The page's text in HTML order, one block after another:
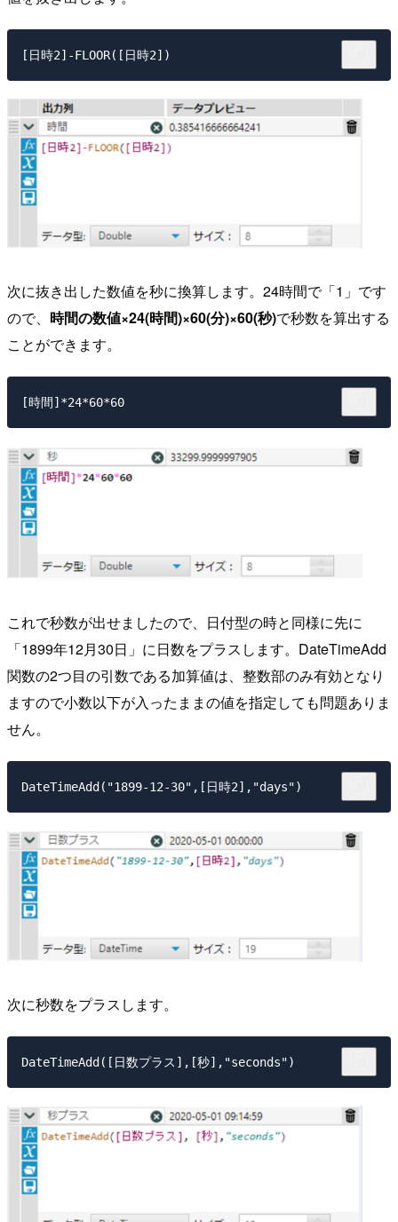
[日時2]-FLOOR([日時2])
次に抜き出した数値を秒に換算します。24時間で「1」です
ので、 時間の数値×24(時間)×60(分)×60(秒)で秒数を算出する
ことができます。
[時間]*24*60*60
これで秒数が出せましたので、日付型の時と同様に先に
「1899年12月30日」に日数をプラスします。DateTimeAdd
関数の2つ目の引数である加算値は、整数部のみ有効となり
ますので小数以下が入ったままの値を指定しても問題ありま
せん。
DateTimeAdd("1899-12-30",[日時2],"days")
次に秒数をプラスします。
DateTimeAdd([日数プラス],[秒],"seconds")